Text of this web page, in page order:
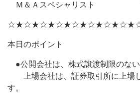
Ｍ＆Ａスペシャリスト
本日のポイント
●公開会社は、株式譲渡制限のな
上場会社は、証券取引所に上場
す。